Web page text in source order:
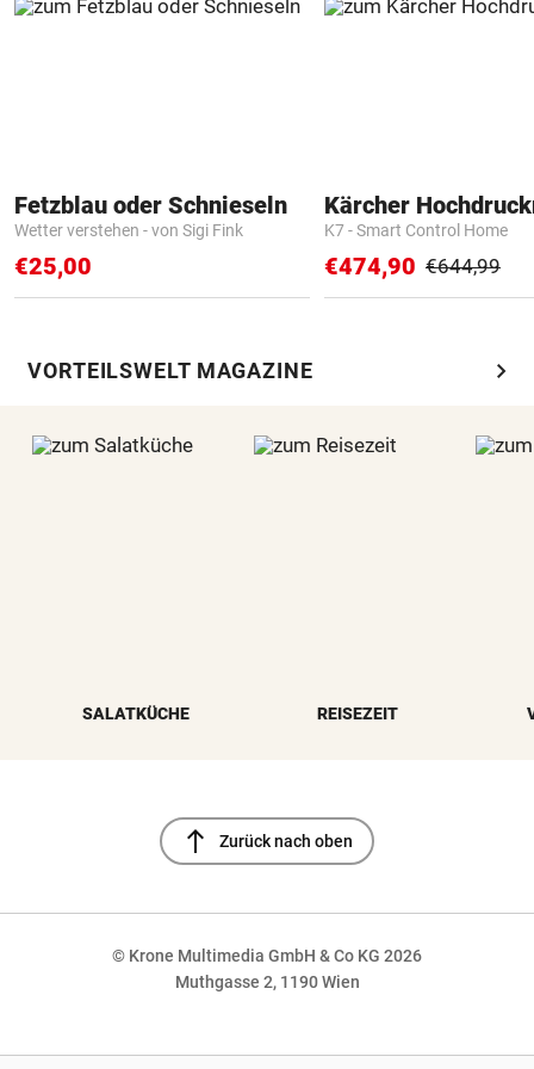
Fetzblau oder Schnieseln
Wetter verstehen - von Sigi Fink
€25,00
Kärcher
K7 - Smart Control Home
€474,90 €644,99
VORTEILSWELT MAGAZINE chevron_right
SALATKÜCHE REISEZEIT
north Zurück nach oben
© Krone Multimedia GmbH & Co KG 2026
Muthgasse 2, 1190 Wien
NaN%